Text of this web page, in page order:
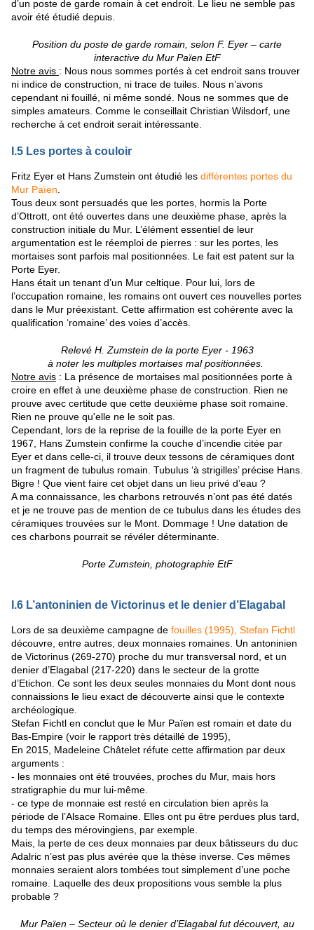
d’un poste de garde romain à cet endroit. Le lieu ne semble pas
avoir été étudié depuis.
Position du poste de garde romain, selon F. Eyer – carte
interactive du Mur Païen EtF
Notre avis : Nous nous sommes portés à cet endroit sans trouver
ni indice de construction, ni trace de tuiles. Nous n’avons
cependant ni fouillé, ni même sondé. Nous ne sommes que de
simples amateurs. Comme le conseillait Christian Wilsdorf, une
recherche à cet endroit serait intéressante.
I.5 Les portes à couloir
Fritz Eyer et Hans Zumstein ont étudié les différentes portes du
Mur Païen.
Tous deux sont persuadés que les portes, hormis la Porte
d’Ottrott, ont été ouvertes dans une deuxième phase, après la
construction initiale du Mur. L’élément essentiel de leur
argumentation est le réemploi de pierres : sur les portes, les
mortaises sont parfois mal positionnées. Le fait est patent sur la
Porte Eyer.
Hans était un tenant d’un Mur celtique. Pour lui, lors de
l’occupation romaine, les romains ont ouvert ces nouvelles portes
dans le Mur préexistant. Cette affirmation est cohérente avec la
qualification ‘romaine’ des voies d’accès.
Relevé H. Zumstein de la porte Eyer - 1963
à noter les multiples mortaises mal positionnées.
Notre avis : La présence de mortaises mal positionnées porte à
croire en effet à une deuxième phase de construction. Rien ne
prouve avec certitude que cette deuxième phase soit romaine.
Rien ne prouve qu'elle ne le soit pas.
Cependant, lors de la reprise de la fouille de la porte Eyer en
1967, Hans Zumstein confirme la couche d’incendie citée par
Eyer et dans celle-ci, il trouve deux tessons de céramiques dont
un fragment de tubulus romain. Tubulus ‘à strigilles’ précise Hans.
Bigre ! Que vient faire cet objet dans un lieu privé d’eau ?
A ma connaissance, les charbons retrouvés n’ont pas été datés
et je ne trouve pas de mention de ce tubulus dans les études des
céramiques trouvées sur le Mont. Dommage ! Une datation de
ces charbons pourrait se révéler déterminante.
Porte Zumstein, photographie EtF
I.6 L’antoninien de Victorinus et le denier d’Elagabal
Lors de sa deuxième campagne de fouilles (1995), Stefan Fichtl
découvre, entre autres, deux monnaies romaines. Un antoninien
de Victorinus (269-270) proche du mur transversal nord, et un
denier d’Elagabal (217-220) dans le secteur de la grotte
d’Etichon. Ce sont les deux seules monnaies du Mont dont nous
connaissions le lieu exact de découverte ainsi que le contexte
archéologique.
Stefan Fichtl en conclut que le Mur Païen est romain et date du
Bas-Empire (voir le rapport très détaillé de 1995),
En 2015, Madeleine Châtelet réfute cette affirmation par deux
arguments :
- les monnaies ont été trouvées, proches du Mur, mais hors
stratigraphie du mur lui-même.
- ce type de monnaie est resté en circulation bien après la
période de l’Alsace Romaine. Elles ont pu être perdues plus tard,
du temps des mérovingiens, par exemple.
Mais, la perte de ces deux monnaies par deux bâtisseurs du duc
Adalric n’est pas plus avérée que la thèse inverse. Ces mêmes
monnaies seraient alors tombées tout simplement d’une poche
romaine. Laquelle des deux propositions vous semble la plus
probable ?
Mur Païen – Secteur où le denier d’Elagabal fut découvert, au